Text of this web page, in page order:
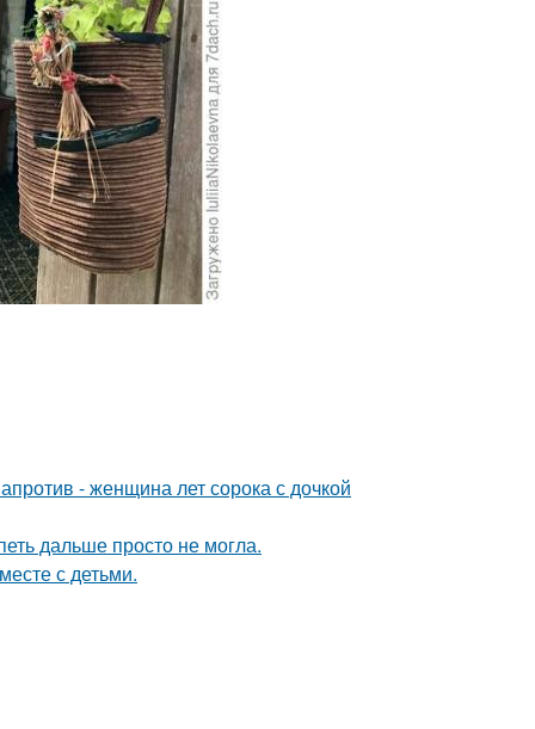
- женщина лет сорока с дочкой
дальше просто не могла.
с детьми.